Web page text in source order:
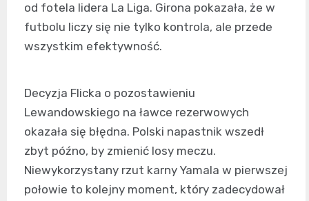
od fotela lidera La Liga. Girona pokazała, że w
futbolu liczy się nie tylko kontrola, ale przede
wszystkim efektywność.
Decyzja Flicka o pozostawieniu
Lewandowskiego na ławce rezerwowych
okazała się błędna. Polski napastnik wszedł
zbyt późno, by zmienić losy meczu.
Niewykorzystany rzut karny Yamala w pierwszej
połowie to kolejny moment, który zadecydował